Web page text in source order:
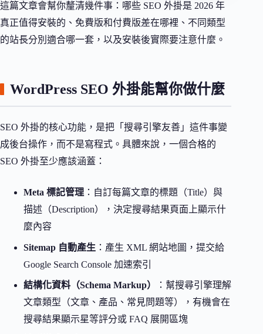
這篇文章會幫你釐清幾件事：哪些 SEO 外掛是 2026 年
真正值得安裝的、免費版和付費版差在哪裡、不同類型
的站長分別適合哪一套，以及安裝後實際要注意什麼。
WordPress SEO 外掛能幫你做什麼
SEO 外掛的核心功能，是把「搜尋引擎友善」這件事變
成後台操作，而不是寫程式。具體來說，一個合格的
SEO 外掛至少應該涵蓋：
Meta 標記管理 ：自訂每篇文章的標題（Title）與
描述（Description），決定搜尋結果頁面上顯示什
麼內容
Sitemap 自動產生 ：產生 XML 網站地圖，提交給
Google Search Console 加速索引
結構化資料（Schema Markup）
：幫搜尋引擎理解
文章類型（文章、產品、常見問題等），有機會在
搜尋結果顯示星等評分或 FAQ 展開區塊